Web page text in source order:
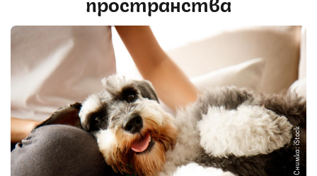
Снимка: iStock